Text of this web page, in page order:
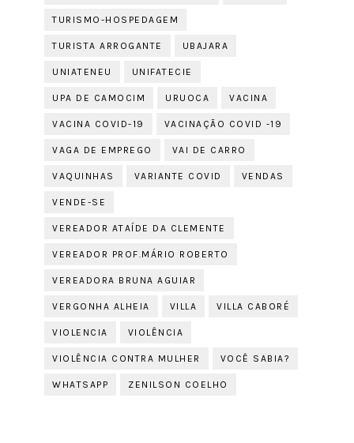
TURISMO-HOSPEDAGEM
TURISTA ARROGANTE UBAJARA
UNIATENEU UNIFATECIE
UPA DE CAMOCIM URUOCA VACINA
VACINA COVID-19 VACINAÇÃO COVID -19
VAGA DE EMPREGO VAI DE CARRO
VAQUINHAS VARIANTE COVID VENDAS
VENDE-SE
VEREADOR ATAÍDE DA CLEMENTE
VEREADOR PROF.MÁRIO ROBERTO
VEREADORA BRUNA AGUIAR
VERGONHA ALHEIA VILLA VILLA CABORÉ
VIOLENCIA VIOLÊNCIA
VIOLÊNCIA CONTRA MULHER VOCÊ SABIA?
WHATSAPP ZENILSON COELHO